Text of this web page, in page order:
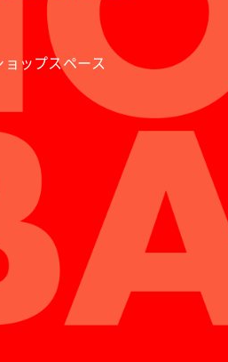
ップスペース